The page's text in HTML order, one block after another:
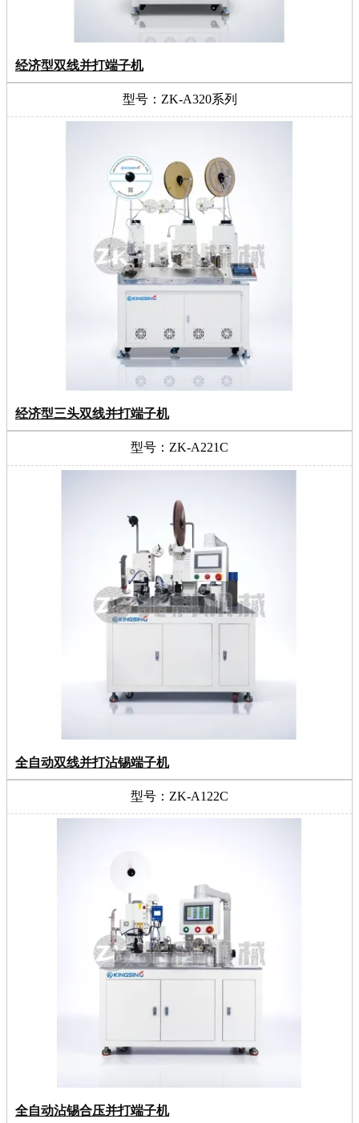
经济型双线并打端子机
型号：ZK-A320系列
经济型三头双线并打端子机
型号：ZK-A221C
全自动双线并打沾锡端子机
型号：ZK-A122C
全自动沾锡合压并打端子机